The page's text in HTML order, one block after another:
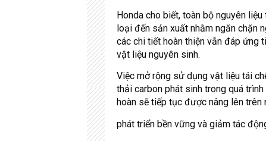
Honda cho biết, toàn bộ nguyên
loại đến sản xuất nhằm ngăn chặn
các chi tiết hoàn thiện vẫn đáp ứng
vật liệu nguyên sinh.
Việc mở rộng sử dụng vật liệu tái
thải carbon phát sinh trong quá
hoàn sẽ tiếp tục được nâng lên trên
phát triển bền vững và giảm tác